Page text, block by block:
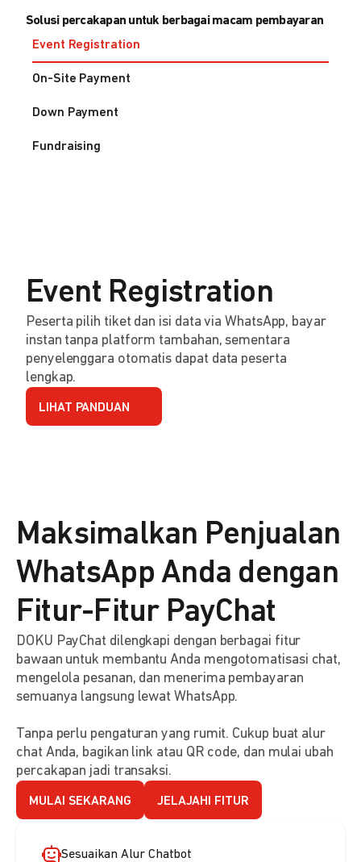
Solusi percakapan untuk berbagai macam pembayaran
Event Registration
On-Site Payment
Down Payment
Fundraising
Event Registration
Peserta pilih tiket dan isi data via WhatsApp, bayar
instan tanpa platform tambahan, sementara
penyelenggara otomatis dapat data peserta
lengkap.
LIHAT PANDUAN
Maksimalkan Penjualan
WhatsApp Anda dengan
Fitur-Fitur PayChat
DOKU PayChat dilengkapi dengan berbagai fitur
bawaan untuk membantu Anda mengotomatisasi chat,
mengelola pesanan, dan menerima pembayaran
semuanya langsung lewat WhatsApp.
Tanpa perlu pengaturan yang rumit. Cukup buat alur
chat Anda, bagikan link atau QR code, dan mulai ubah
percakapan jadi transaksi.
MULAI SEKARANG JELAJAHI FITUR
Sesuaikan Alur Chatbot